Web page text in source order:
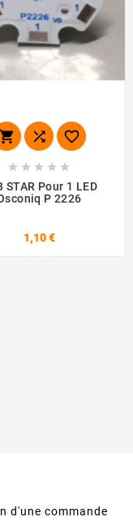
 
    
STAR Pour 1 LED
P 2226
1,10 €
d'une commande